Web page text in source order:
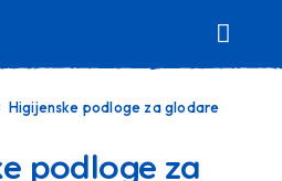
Higijenske podloge za glodare
podloge za